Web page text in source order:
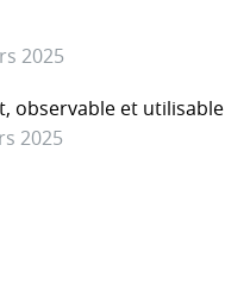
2025
observable et utilisable
2025